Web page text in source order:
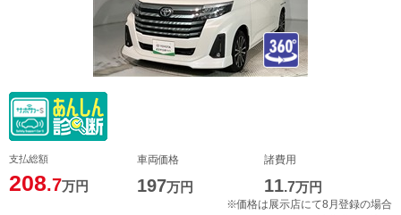
支払総額
208.7万円
車両価格
197万円
諸費用
11.7万円
※価格は展示店にて8月登録の場合